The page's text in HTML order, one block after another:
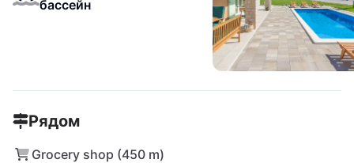
бассейн
Рядом
Grocery shop (450 m)